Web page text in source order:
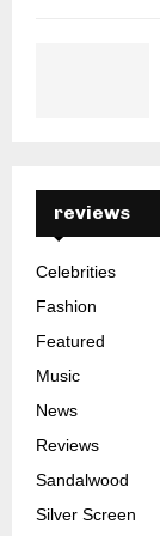
reviews
Celebrities
Fashion
Featured
Music
News
Reviews
Sandalwood
Silver Screen